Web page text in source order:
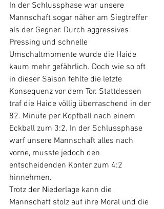
In der Schlussphase war unsere
Mannschaft sogar näher am Siegtreffer
als der Gegner. Durch aggressives
Pressing und schnelle
Umschaltmomente wurde die Haide
kaum mehr gefährlich. Doch wie so oft
in dieser Saison fehlte die letzte
Konsequenz vor dem Tor. Stattdessen
traf die Haide völlig überraschend in der
82. Minute per Kopfball nach einem
Eckball zum 3:2. In der Schlussphase
warf unsere Mannschaft alles nach
vorne, musste jedoch den
entscheidenden Konter zum 4:2
hinnehmen.
Trotz der Niederlage kann die
Mannschaft stolz auf ihre Moral und die